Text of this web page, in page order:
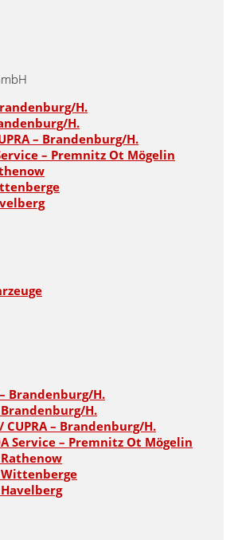
H.
H.
– Brandenburg/H.
– Premnitz Ot Mögelin
Brandenburg/H.
Brandenburg/H.
/ CUPRA – Brandenburg/H.
Service – Premnitz Ot Mögelin
Rathenow
Wittenberge
Havelberg